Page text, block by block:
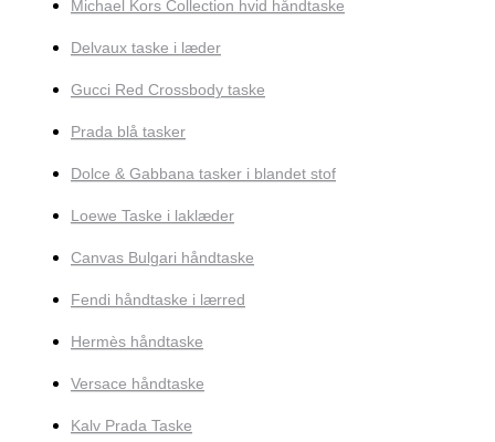
Michael Kors Collection hvid håndtaske
Delvaux taske i læder
Gucci Red Crossbody taske
Prada blå tasker
Dolce & Gabbana tasker i blandet stof
Loewe Taske i laklæder
Canvas Bulgari håndtaske
Fendi håndtaske i lærred
Hermès håndtaske
Versace håndtaske
Kalv Prada Taske